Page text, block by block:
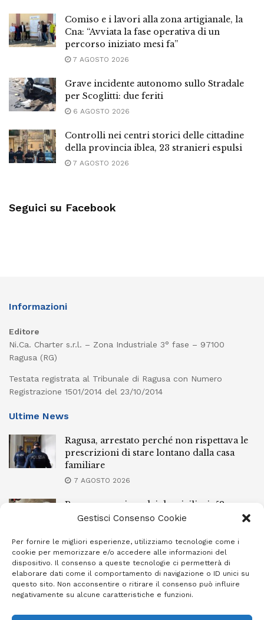
Gestisci Consenso Cookie
Per fornire le migliori esperienze, utilizziamo tecnologie come i
cookie per memorizzare e/o accedere alle informazioni del
dispositivo. Il consenso a queste tecnologie ci permetterà di
elaborare dati come il comportamento di navigazione o ID unici su
questo sito. Non acconsentire o ritirare il consenso può influire
negativamente su alcune caratteristiche e funzioni.
Comiso e i lavori alla zona artigianale, la
Cna: “Avviata la fase operativa di un
percorso iniziato mesi fa”
7 AGOSTO 2026
Grave incidente autonomo sullo Stradale
per Scoglitti: due feriti
6 AGOSTO 2026
Controlli nei centri storici delle cittadine
della provincia iblea, 23 stranieri espulsi
7 AGOSTO 2026
Seguici su Facebook
Informazioni
Editore
Ni.Ca. Charter s.r.l. – Zona Industriale 3° fase – 97100
Ragusa (RG)
Testata registrata al Tribunale di Ragusa con Numero
Registrazione 1501/2014 del 23/10/2014
Ultime News
Ragusa, arrestato perché non rispettava le
prescrizioni di stare lontano dalla casa
familiare
7 AGOSTO 2026
Ragusa, spacciava dai domiciliari: 52enne
finisce in carcere
Incendi a Modica, torna in libertà il
marocchino di 23 anni
7 AGOSTO 2026